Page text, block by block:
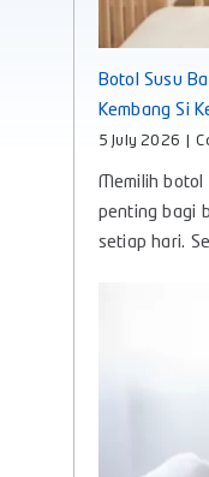
Botol Susu
Kembang Si
5 July 2026
Memilih botol
penting bagi
setiap hari.